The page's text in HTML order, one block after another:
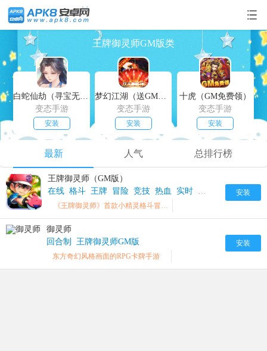
王牌御灵师GM版类
白蛇仙劫（寻宝无限真充）
变态手游
安装
梦幻江湖（送GM特权）
变态手游
安装
十虎（GM免费领）
变态手游
安装
最新 人气 总排行榜
安装
王牌御灵师（GM版）
在线 格斗 王牌 冒险 竞技 热血 实时 小精灵 GM 地下
​《王牌御灵师》首款小精灵格斗冒险手游
安装
御灵师
回合制
王牌御灵师GM版
东方奇幻风格画面的RPG卡牌手游